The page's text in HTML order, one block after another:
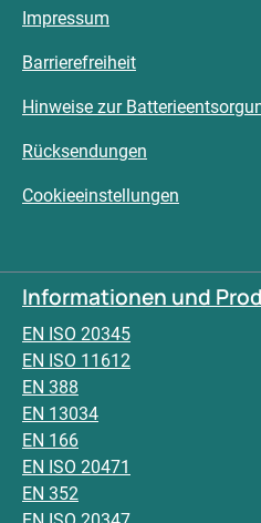
Impressum
Barrierefreiheit
Hinweise zur
Rücksendungen
Cookieeinstellungen
Informationen und
EN ISO 20345
EN ISO 11612
EN 388
EN 13034
EN 166
EN ISO 20471
EN 352